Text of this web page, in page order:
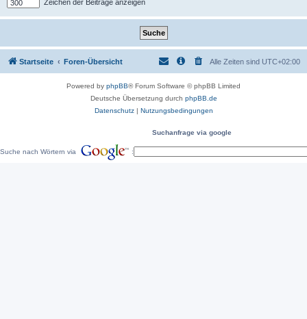
Zeichen der Beiträge anzeigen
Startseite Foren-Übersicht Alle Zeiten sind UTC+02:00
Powered by phpBB® Forum Software © phpBB Limited
Deutsche Übersetzung durch phpBB.de
Datenschutz| Nutzungsbedingungen
Suchanfrage via google
Suche nach Wörtern via :